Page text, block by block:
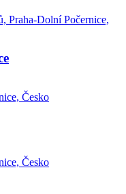
Praha-Dolní Počernice,
Česko
Česko